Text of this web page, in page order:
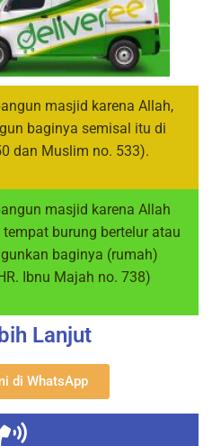
masjid karena Allah,
baginya semisal itu di
dan Muslim no. 533).
masjid karena Allah
burung bertelur atau
baginya (rumah)
Ibnu Majah no. 738)
Lanjut
di WhatsApp